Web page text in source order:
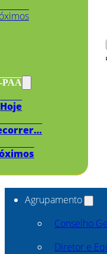
PAA
Hoje
Agrupamento
Conselho
Diretor e